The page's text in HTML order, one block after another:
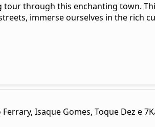
tour through this enchanting town.
immerse ourselves in the rich
Isaque Gomes, Toque Dez e